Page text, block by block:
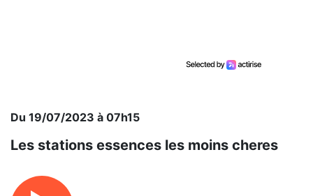
Du 19/07/2023 à 07h15
Les stations essences les moins cheres